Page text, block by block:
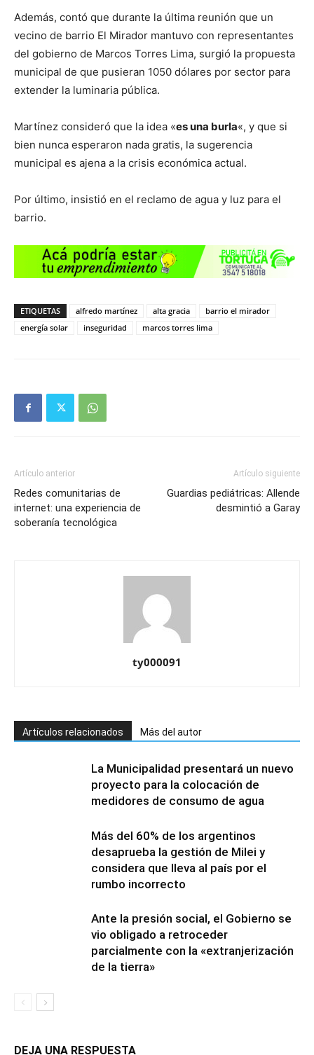
Además, contó que durante la última reunión que un
vecino de barrio El Mirador mantuvo con representantes
del gobierno de Marcos Torres Lima, surgió la propuesta
municipal de que pusieran 1050 dólares por sector para
extender la luminaria pública.
Martínez consideró que la idea «es una burla«, y que si
bien nunca esperaron nada gratis, la sugerencia
municipal es ajena a la crisis económica actual.
Por último, insistió en el reclamo de agua y luz para el
barrio.
ETIQUETAS alfredo martínez alta gracia
barrio el mirador
energía solar
inseguridad marcos torres lima
Artículo anterior
Redes comunitarias de
internet: una experiencia de
soberanía tecnológica
Artículo siguiente
Guardias pediátricas: Allende
desmintió a Garay
ty000091
Artículos relacionados Más del autor
La Municipalidad presentará un nuevo
proyecto para la colocación de
medidores de consumo de agua
Más del 60% de los argentinos
desaprueba la gestión de Milei y
considera que lleva al país por el
rumbo incorrecto
Ante la presión social, el Gobierno se
vio obligado a retroceder
parcialmente con la «extranjerización
de la tierra»
DEJA UNA RESPUESTA